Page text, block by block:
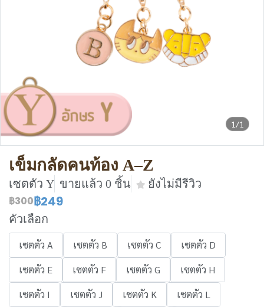
1/1
เข็มกลัดคนท้อง A–Z
เซตตัว Y ขายแล้ว 0 ชิ้น ยังไม่มีรีวิว
฿300฿249
คัวเลือก
เซตตัว A เซตตัว B เซตตัว C
เซตตัว D
เซตตัว E
เซตตัว F เซตตัว G
เซตตัว H
เซตตัว I
เซตตัว J เซตตัว K
เซตตัว L